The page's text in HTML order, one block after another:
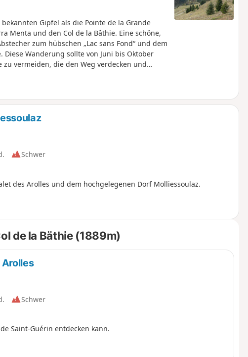
Gipfel als die Pointe de la Grande
Menta und den Col de la Bâthie. Eine schöne,
zum hübschen „Lac sans Fond“ und dem
Wanderung sollte von Juni bis Oktober
vermeiden, die den Weg verdecken und
Schwer
des Arolles und dem hochgelegenen Dorf Molliessoulaz.
de la Bäthie (1889m)
Schwer
Saint-Guérin entdecken kann.